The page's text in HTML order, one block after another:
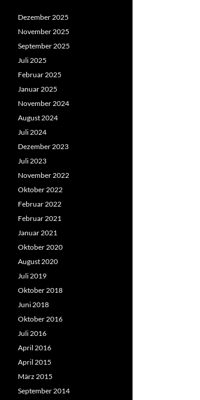
Dezember 2025
November 2025
September 2025
Juli 2025
Februar 2025
Januar 2025
November 2024
August 2024
Juli 2024
Dezember 2023
Juli 2023
November 2022
Oktober 2022
Februar 2022
Februar 2021
Januar 2021
Oktober 2020
August 2020
Juli 2019
Oktober 2018
Juni 2018
Oktober 2016
Juli 2016
April 2016
April 2015
März 2015
September 2014